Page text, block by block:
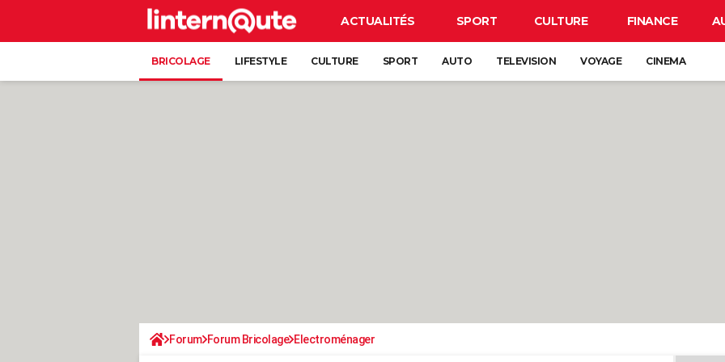
ACTUALITÉS SPORT CULTURE FINANCE
BRICOLAGE LIFESTYLE CULTURE SPORT AUTO TELEVISION VOYAGE CINEMA
Forum Forum Bricolage Electroménager